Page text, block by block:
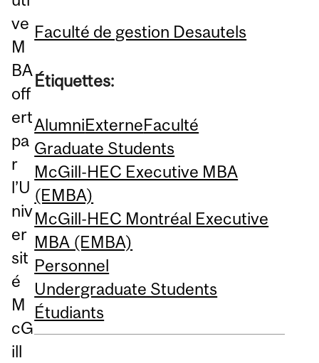
ve
M
BA
off
ert
pa
r
l’U
niv
er
sit
é
M
cG
ill
Faculté de gestion Desautels
Étiquettes:
AlumniExterneFaculté
Graduate Students
McGill-HEC Executive MBA
(EMBA)
McGill-HEC Montréal Executive
MBA (EMBA)
Personnel
Undergraduate Students
Étudiants